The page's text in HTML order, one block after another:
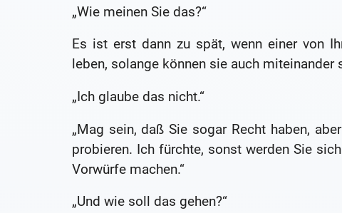
„Wie meinen Sie das?“
Es ist erst dann zu spät, wenn einer von
leben, solange können sie auch miteinander
„Ich glaube das nicht.“
„Mag sein, daß Sie sogar Recht haben,
probieren. Ich fürchte, sonst werden Sie
Vorwürfe machen.“
„Und wie soll das gehen?“